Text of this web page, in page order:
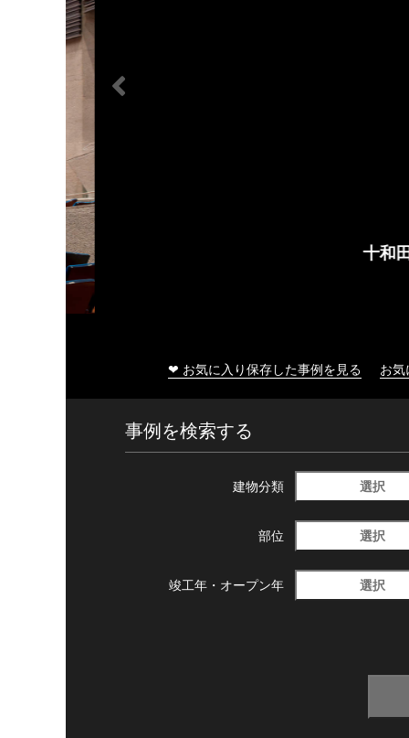
❤ お気に入り保存した事例を見る お
事例を検索する
建物分類 選択
部位 選択
竣工年・ オープン年 選択